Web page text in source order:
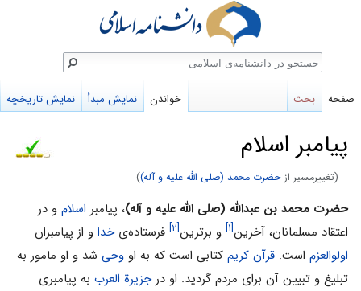
پیامبر اسلام
(تغییرمسیر ازحضرت محمد (صلی الله علیه و آله))
پرش
به
ناوبری
پرش
به
جستجو
حضرت محمد بن عبدالله (صلی الله علیه و آله)، پیامبر اسلام و در
اعتقاد مسلمانان، آخرین[۱] و برترین[۲] فرستاده‌یخدا و از پیامبران
اولوالعزم است. قرآن کریم کتابی است که به او وحی شد و او مامور به
تبلیغ و تبیین آن برای مردم گردید. او درجزیرة العرب به پیامبری
صفحه بحث خواندن نمایش مبدأ نمایش تاریخچه
جستجو